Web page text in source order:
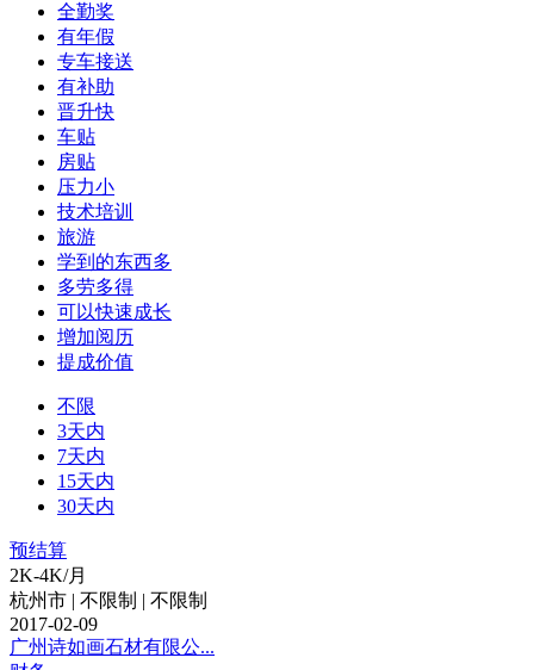
全勤奖
有年假
专车接送
有补助
晋升快
车贴
房贴
压力小
技术培训
旅游
学到的东西多
多劳多得
可以快速成长
增加阅历
提成价值
不限
3天内
7天内
15天内
30天内
预结算
2K-4K/月
杭州市 | 不限制 | 不限制
2017-02-09
广州诗如画石材有限公...